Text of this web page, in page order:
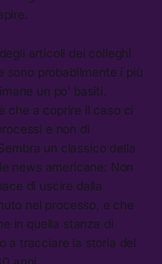
articoli dei colleghi
sono probabilmente i più
un po’ basiti.
che a coprire il caso ci
e non di
un classico della
news americane: Non
di uscire dalla
nel processo, e che
in quella stanza di
a tracciare la storia del